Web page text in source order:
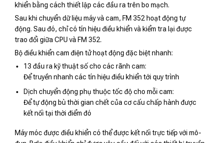
khiển bằng cách thiết lập các đầu ra trên bo mạch.
Sau khi chuyển dữ liệu máy và cam, FM 352 hoạt động tự
động. Sau đó, chỉ có tín hiệu điều khiển và kiểm tra lại được
trao đổi giữa CPU và FM 352.
Bộ điều khiển cam điện tử hoạt động đặc biệt nhanh:
13 đầu ra kỹ thuật số cho các rãnh cam:
Để truyền nhanh các tín hiệu điều khiển tới quy trình
Dịch chuyển động phụ thuộc tốc độ cho mỗi cam:
Để tự động bù thời gian chết của cơ cấu chấp hành được
kết nối tại thời điểm đó
Máy móc được điều khiển có thể được kết nối trực tiếp với mô-